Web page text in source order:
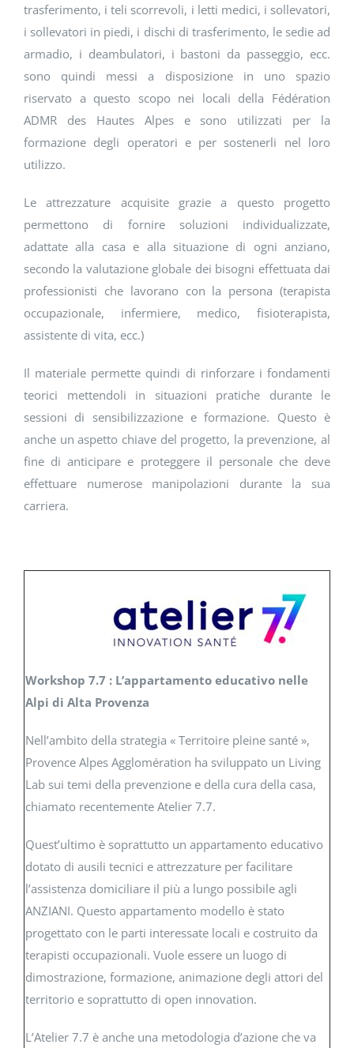
trasferimento, i teli scorrevoli, i letti medici, i sollevatori,
i sollevatori in piedi, i dischi di trasferimento, le sedie ad
armadio, i deambulatori, i bastoni da passeggio, ecc.
sono quindi messi a disposizione in uno spazio
riservato a questo scopo nei locali della Fédération
ADMR des Hautes Alpes e sono utilizzati per la
formazione degli operatori e per sostenerli nel loro
utilizzo.
Le attrezzature acquisite grazie a questo progetto
permettono di fornire soluzioni individualizzate,
adattate alla casa e alla situazione di ogni anziano,
secondo la valutazione globale dei bisogni effettuata dai
professionisti che lavorano con la persona (terapista
occupazionale, infermiere, medico, fisioterapista,
assistente di vita, ecc.)
Il materiale permette quindi di rinforzare i fondamenti
teorici mettendoli in situazioni pratiche durante le
sessioni di sensibilizzazione e formazione. Questo è
anche un aspetto chiave del progetto, la prevenzione, al
fine di anticipare e proteggere il personale che deve
effettuare numerose manipolazioni durante la sua
carriera.
Workshop 7.7 : L’appartamento educativo nelle
Alpi di Alta Provenza
Nell’ambito della strategia « Territoire pleine santé »,
Provence Alpes Agglomération ha sviluppato un Living
Lab sui temi della prevenzione e della cura della casa,
chiamato recentemente Atelier 7.7.
Quest’ultimo è soprattutto un appartamento educativo
dotato di ausili tecnici e attrezzature per facilitare
l’assistenza domiciliare il più a lungo possibile agli
ANZIANI. Questo appartamento modello è stato
progettato con le parti interessate locali e costruito da
terapisti occupazionali. Vuole essere un luogo di
dimostrazione, formazione, animazione degli attori del
territorio e soprattutto di open innovation.
L’Atelier 7.7 è anche una metodologia d’azione che va